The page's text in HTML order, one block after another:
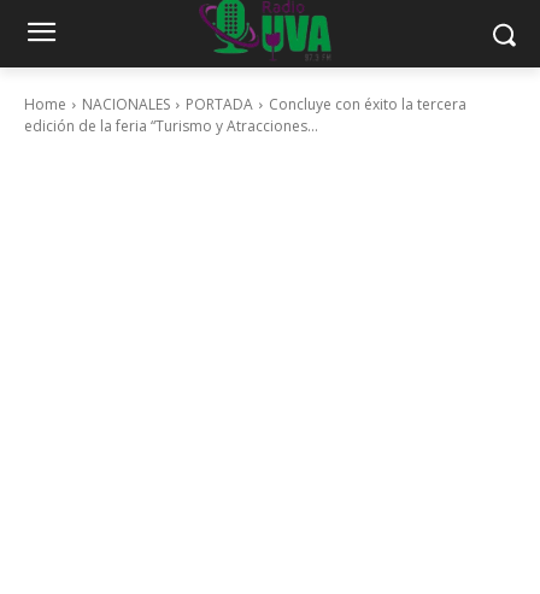
Home NACIONALES PORTADA
Concluye con éxito la tercera
edición de la feria “Turismo y Atracciones...